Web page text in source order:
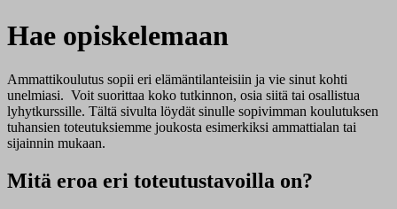
Hae opiskelemaan
Ammattikoulutus sopii eri elämäntilanteisiin ja vie sinut kohti
unelmiasi. Voit suorittaa koko tutkinnon, osia siitä tai osallistua
lyhytkurssille. Tältä sivulta löydät sinulle sopivimman koulutuksen
tuhansien toteutuksiemme joukosta esimerkiksi ammattialan tai
sijainnin mukaan.
Mitä eroa eri toteutustavoilla on?